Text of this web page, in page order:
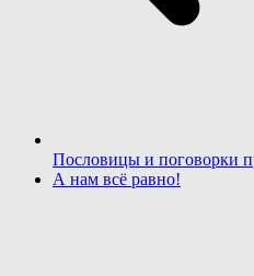
Пословицы и поговорки
А нам всё равно!